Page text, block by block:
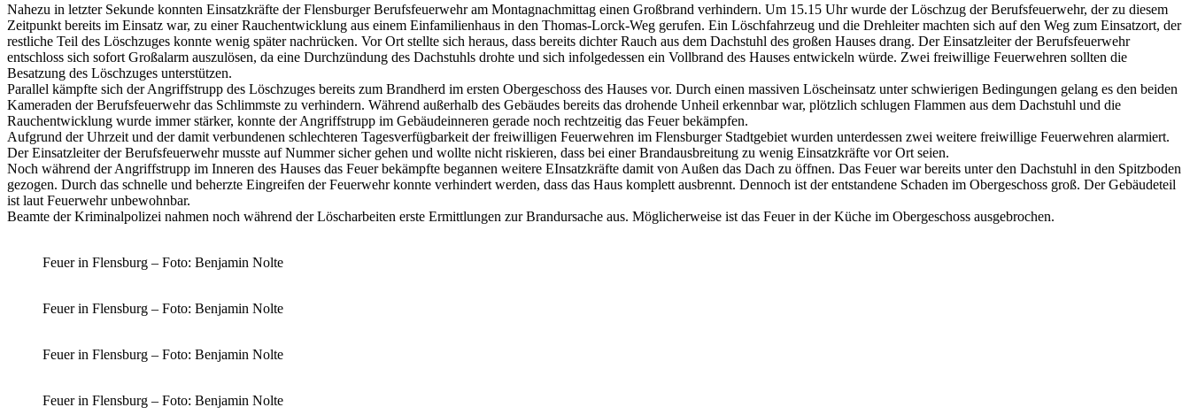
Nahezu in letzter Sekunde konnten Einsatzkräfte der Flensburger Berufsfeuerwehr am Montagnachmittag einen Großbrand verhindern. Um 15.15 Uhr wurde der Löschzug der Berufsfeuerwehr, der zu diesem
Zeitpunkt bereits im Einsatz war, zu einer Rauchentwicklung aus einem Einfamilienhaus in den Thomas-Lorck-Weg gerufen. Ein Löschfahrzeug und die Drehleiter machten sich auf den Weg zum Einsatzort, der
restliche Teil des Löschzuges konnte wenig später nachrücken. Vor Ort stellte sich heraus, dass bereits dichter Rauch aus dem Dachstuhl des großen Hauses drang. Der Einsatzleiter der Berufsfeuerwehr
entschloss sich sofort Großalarm auszulösen, da eine Durchzündung des Dachstuhls drohte und sich infolgedessen ein Vollbrand des Hauses entwickeln würde. Zwei freiwillige Feuerwehren sollten die
Besatzung des Löschzuges unterstützen.
Parallel kämpfte sich der Angriffstrupp des Löschzuges bereits zum Brandherd im ersten Obergeschoss des Hauses vor. Durch einen massiven Löscheinsatz unter schwierigen Bedingungen gelang es den beiden
Kameraden der Berufsfeuerwehr das Schlimmste zu verhindern. Während außerhalb des Gebäudes bereits das drohende Unheil erkennbar war, plötzlich schlugen Flammen aus dem Dachstuhl und die
Rauchentwicklung wurde immer stärker, konnte der Angriffstrupp im Gebäudeinneren gerade noch rechtzeitig das Feuer bekämpfen.
Aufgrund der Uhrzeit und der damit verbundenen schlechteren Tagesverfügbarkeit der freiwilligen Feuerwehren im Flensburger Stadtgebiet wurden unterdessen zwei weitere freiwillige Feuerwehren alarmiert.
Der Einsatzleiter der Berufsfeuerwehr musste auf Nummer sicher gehen und wollte nicht riskieren, dass bei einer Brandausbreitung zu wenig Einsatzkräfte vor Ort seien.
Noch während der Angriffstrupp im Inneren des Hauses das Feuer bekämpfte begannen weitere EInsatzkräfte damit von Außen das Dach zu öffnen. Das Feuer war bereits unter den Dachstuhl in den Spitzboden
gezogen. Durch das schnelle und beherzte Eingreifen der Feuerwehr konnte verhindert werden, dass das Haus komplett ausbrennt. Dennoch ist der entstandene Schaden im Obergeschoss groß. Der Gebäudeteil
ist laut Feuerwehr unbewohnbar.
Beamte der Kriminalpolizei nahmen noch während der Löscharbeiten erste Ermittlungen zur Brandursache aus. Möglicherweise ist das Feuer in der Küche im Obergeschoss ausgebrochen.
Feuer in Flensburg – Foto: Benjamin Nolte
Feuer in Flensburg – Foto: Benjamin Nolte
Feuer in Flensburg – Foto: Benjamin Nolte
Feuer in Flensburg – Foto: Benjamin Nolte